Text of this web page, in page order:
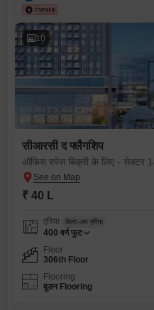
10
सीआरसी द फ्लैगशिप
ऑफिस स्पेस बिक्री के लिए - सेक्टर
₹ 40 L
एरिया बिल्ट-अप एरिया
400 वर्ग फुट
Floor
306th Floor
Flooring
वुडन Flooring